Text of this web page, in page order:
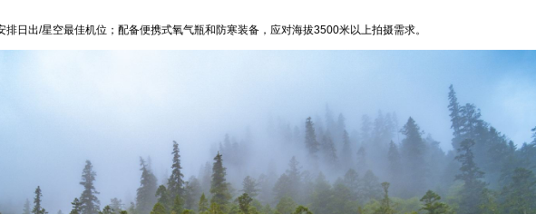
日出/星空最佳机位；配备便携式氧气瓶和防寒装备，应对海拔3500米以上拍摄需求。